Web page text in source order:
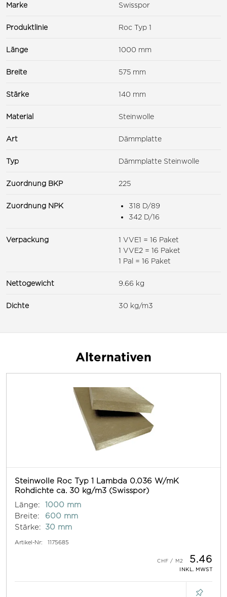
Marke Swisspor
Produktlinie Roc Typ 1
Länge 1000 mm
Breite 575 mm
Stärke 140 mm
Material Steinwolle
Art Dämmplatte
Typ Dämmplatte Steinwolle
Zuordnung BKP 225
Zuordnung NPK
318 D/89
342 D/16
Verpackung
1 VVE1 = 16 Paket
1 VVE2 = 16 Paket
1 Pal = 16 Paket
Nettogewicht 9.66 kg
Dichte 30 kg/m3
Alternativen
Steinwolle Roc Typ 1 Lambda 0.036 W/mK
Rohdichte ca. 30 kg/m3 (Swisspor)
Länge:
1000 mm
Breite:
600 mm
Stärke:
30 mm
Artikel-Nr: 1175685
5.46
INKL. MWST